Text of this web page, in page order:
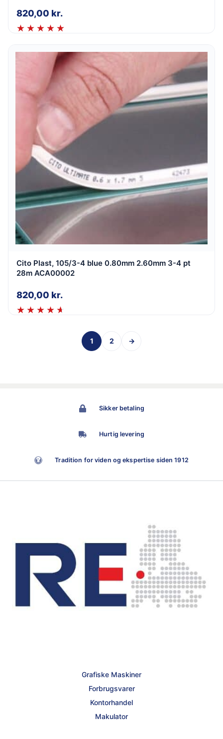
820,00 kr.
Cito Plast, 105/3-4 blue 0.80mm 2.60mm 3-4 pt
28m ACA00002
820,00 kr.
1 2 →
Sikker betaling
Hurtig levering
Tradition for viden og ekspertise siden 1912
Grafiske Maskiner
Forbrugsvarer
Kontorhandel
Makulator